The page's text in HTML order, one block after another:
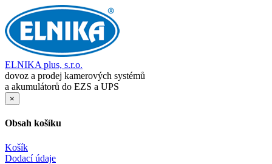
ELNIKA plus, s.r.o.
dovoz a prodej kamerových systémů
a akumulátorů do EZS a UPS
×
Obsah košíku
Košík
Dodací údaje